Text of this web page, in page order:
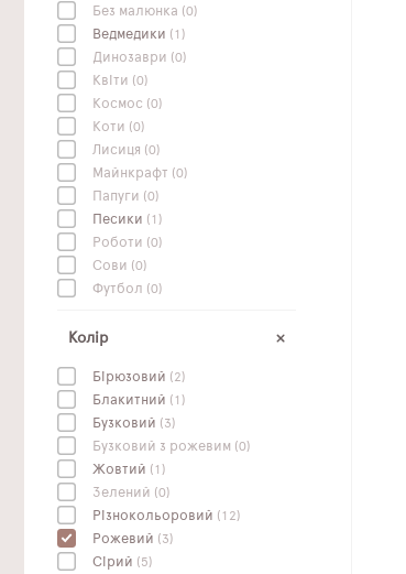
Без малюнка (0)
Ведмедики (1)
Динозаври (0)
Квіти (0)
Космос (0)
Коти (0)
Лисиця (0)
Майнкрафт (0)
Папуги (0)
Песики (1)
Роботи (0)
Сови (0)
Футбол (0)
Колір
Бірюзовий (2)
Блакитний (1)
Бузковий (3)
Бузковий з рожевим (0)
Жовтий (1)
Зелений (0)
Різнокольоровий (12)
Рожевий (3)
Сірий (5)